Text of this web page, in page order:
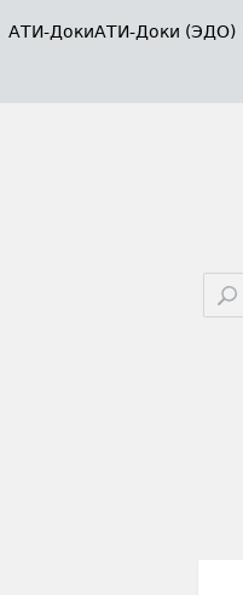
АТИ-ДокиАТИ-Доки (ЭДО)